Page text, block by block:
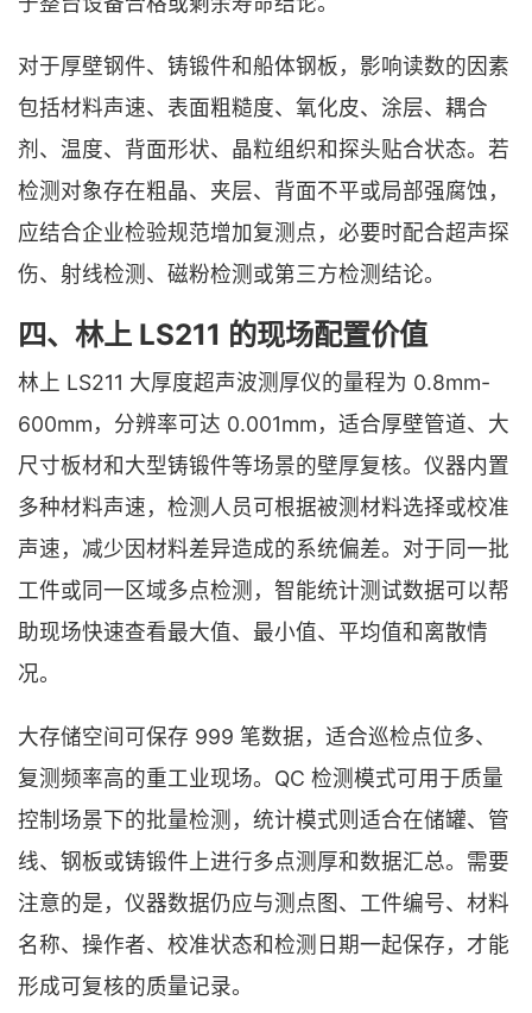
对于厚壁钢件、铸锻件和船体钢板，影响读数的因素
包括材料声速、表面粗糙度、氧化皮、涂层、耦合
剂、温度、背面形状、晶粒组织和探头贴合状态。若
检测对象存在粗晶、夹层、背面不平或局部强腐蚀，
应结合企业检验规范增加复测点，必要时配合超声探
伤、射线检测、磁粉检测或第三方检测结论。
四、林上 LS211 的现场配置价值
林上 LS211 大厚度超声波测厚仪的量程为 0.8mm-
600mm，分辨率可达 0.001mm，适合厚壁管道、大
尺寸板材和大型铸锻件等场景的壁厚复核。仪器内置
多种材料声速，检测人员可根据被测材料选择或校准
声速，减少因材料差异造成的系统偏差。对于同一批
工件或同一区域多点检测，智能统计测试数据可以帮
助现场快速查看最大值、最小值、平均值和离散情
况。
大存储空间可保存 999 笔数据，适合巡检点位多、
复测频率高的重工业现场。QC 检测模式可用于质量
控制场景下的批量检测，统计模式则适合在储罐、管
线、钢板或铸锻件上进行多点测厚和数据汇总。需要
注意的是，仪器数据仍应与测点图、工件编号、材料
名称、操作者、校准状态和检测日期一起保存，才能
形成可复核的质量记录。